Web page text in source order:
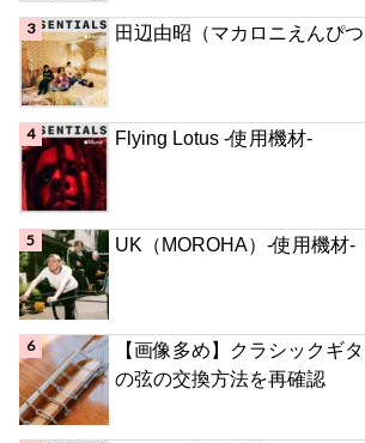
田辺由昭（マカロニえんぴ
Flying Lotus -使用機材-
UK（MOROHA）-使用機材-
【画像多め】クラシックギ
の弦の交換方法を再確認